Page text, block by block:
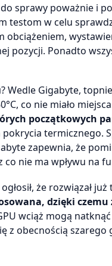
sprawy poważnie i
testom w celu
obciążeniem,
pozycji. Ponadto
Wedle Gigabyte,
co nie miało
początkowych
pokrycia termicznego.
zapewnia, że
nie ma wpływu na
że rozwiązał już
dzięki
wciąż mogą
z obecnością